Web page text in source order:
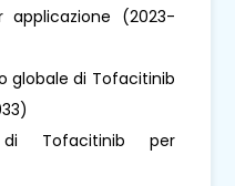
(2023-
globale di Tofacitinib
di Tofacitinib per